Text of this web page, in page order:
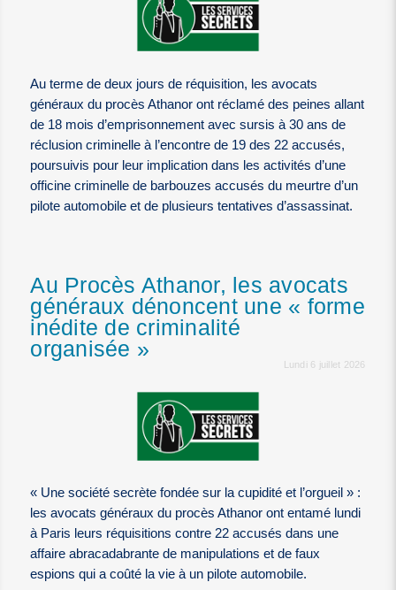
Au terme de deux jours de réquisition, les avocats
généraux du procès Athanor ont réclamé des peines allant
de 18 mois d’emprisonnement avec sursis à 30 ans de
réclusion criminelle à l’encontre de 19 des 22 accusés,
poursuivis pour leur implication dans les activités d’une
officine criminelle de barbouzes accusés du meurtre d’un
pilote automobile et de plusieurs tentatives d’assassinat.
Au Procès Athanor, les avocats
généraux dénoncent une « forme
inédite de criminalité
organisée »
Lundi 6 juillet 2026
« Une société secrète fondée sur la cupidité et l’orgueil » :
les avocats généraux du procès Athanor ont entamé lundi
à Paris leurs réquisitions contre 22 accusés dans une
affaire abracadabrante de manipulations et de faux
espions qui a coûté la vie à un pilote automobile.